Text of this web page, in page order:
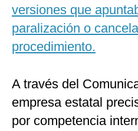
versiones que
paralización o
procedimiento.
A través del
empresa estatal
por competencia